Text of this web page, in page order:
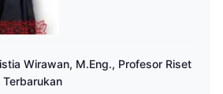
Wirawan, M.Eng., Profesor Riset
Terbarukan